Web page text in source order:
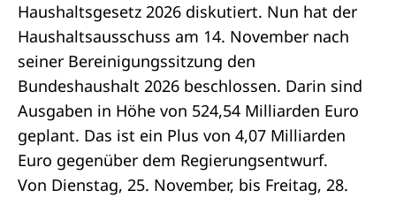
Haushaltsgesetz 2026 diskutiert. Nun hat der
Haushaltsausschuss am 14. November nach
seiner Bereinigungssitzung den
Bundeshaushalt 2026 beschlossen. Darin sind
Ausgaben in Höhe von 524,54 Milliarden Euro
geplant. Das ist ein Plus von 4,07 Milliarden
Euro gegenüber dem Regierungsentwurf.
Von Dienstag, 25. November, bis Freitag, 28.